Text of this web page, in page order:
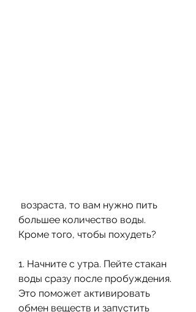
большее количество воды.
Кроме того, чтобы похудеть?
1. Начните с утра. Пейте стакан
воды сразу после пробуждения.
Это поможет активировать
обмен веществ и запустить